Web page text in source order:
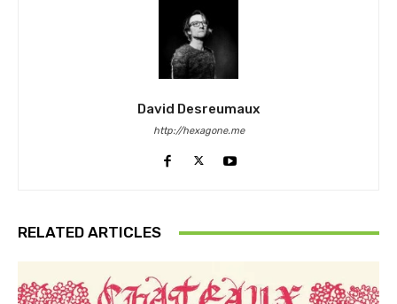
David Desreumaux
http://hexagone.me
RELATED ARTICLES